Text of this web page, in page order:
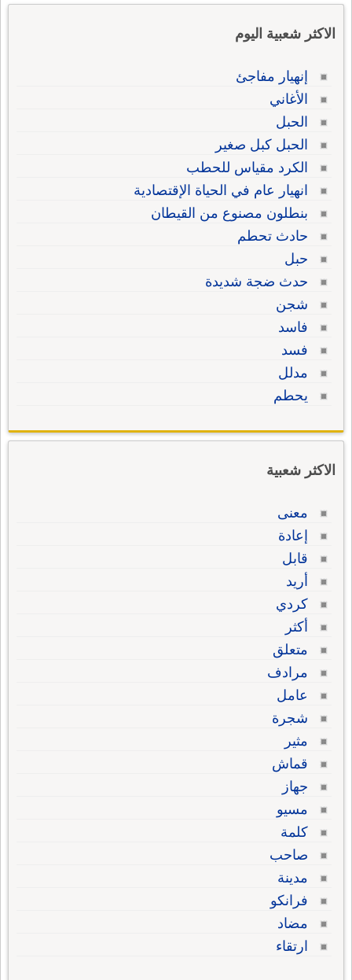
الاكثر شعبية اليوم
إنهيار مفاجئ
الأغاني
الحبل
الحبل كبل صغير
الكرد مقياس للحطب
انهيار عام في الحياة الإقتصادية
بنطلون مصنوع من القيطان
حادث تحطم
حبل
حدث ضجة شديدة
شجن
فاسد
فسد
مدلل
يحطم
الاكثر شعبية
معنى
إعادة
قابل
أريد
كردي
أكثر
متعلق
مرادف
عامل
شجرة
مثير
قماش
جهاز
مسيو
كلمة
صاحب
مدينة
فرانكو
مضاد
ارتقاء